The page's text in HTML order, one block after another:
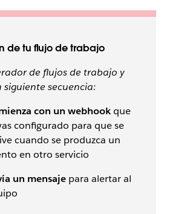
de tu flujo de trabajo
de flujos de trabajo y
siguiente secuencia:
con un webhookque
configurado para que se
cuando se produzca un
en otro servicio
un mensajepara alertar al